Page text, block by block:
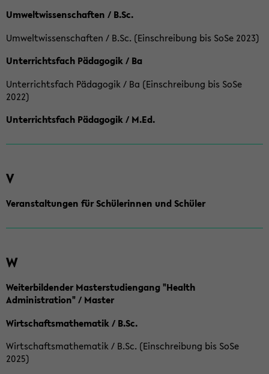
Umweltwissenschaften / B.Sc.
Umweltwissenschaften / B.Sc. (Einschreibung bis SoSe 2023)
Unterrichtsfach Pädagogik / Ba
Unterrichtsfach Pädagogik / Ba (Einschreibung bis SoSe
2022)
Unterrichtsfach Pädagogik / M.Ed.
V
Veranstaltungen für Schülerinnen und Schüler
W
Weiterbildender Masterstudiengang "Health
Administration" / Master
Wirtschaftsmathematik / B.Sc.
Wirtschaftsmathematik / B.Sc. (Einschreibung bis SoSe
2025)